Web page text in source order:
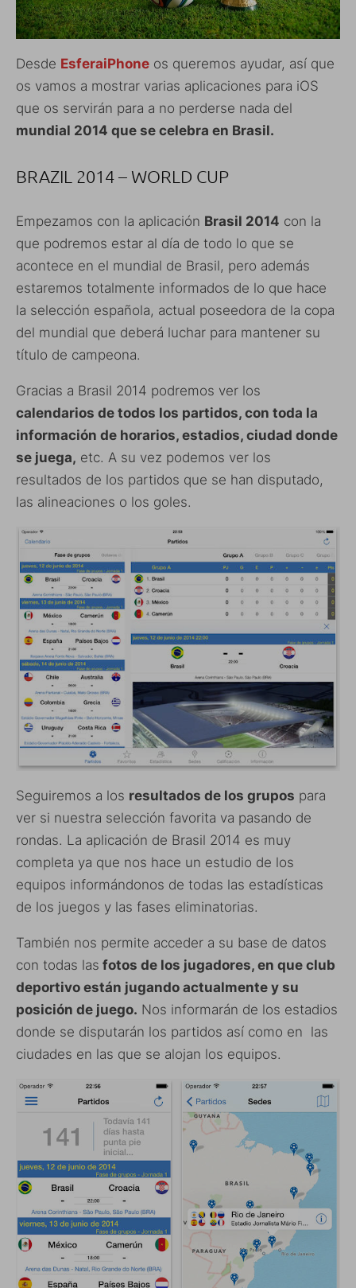
Desde EsferaiPhone os queremos ayudar, así que
os vamos a mostrar varias aplicaciones para iOS
que os servirán para a no perderse nada del
mundial 2014 que se celebra en Brasil.
BRAZIL 2014 – WORLD CUP
Empezamos con la aplicación Brasil 2014 con la
que podremos estar al día de todo lo que se
acontece en el mundial de Brasil, pero además
estaremos totalmente informados de lo que hace
la selección española, actual poseedora de la copa
del mundial que deberá luchar para mantener su
título de campeona.
Gracias a Brasil 2014 podremos ver los
calendarios de todos los partidos, con toda la
información de horarios, estadios, ciudad donde
se juega, etc. A su vez podemos ver los
resultados de los partidos que se han disputado,
las alineaciones o los goles.
Seguiremos a los resultados de los grupos para
ver si nuestra selección favorita va pasando de
rondas. La aplicación de Brasil 2014 es muy
completa ya que nos hace un estudio de los
equipos informándonos de todas las estadísticas
de los juegos y las fases eliminatorias.
También nos permite acceder a su base de datos
con todas las fotos de los jugadores, en que club
deportivo están jugando actualmente y su
posición de juego. Nos informarán de los estadios
donde se disputarán los partidos así como en las
ciudades en las que se alojan los equipos.